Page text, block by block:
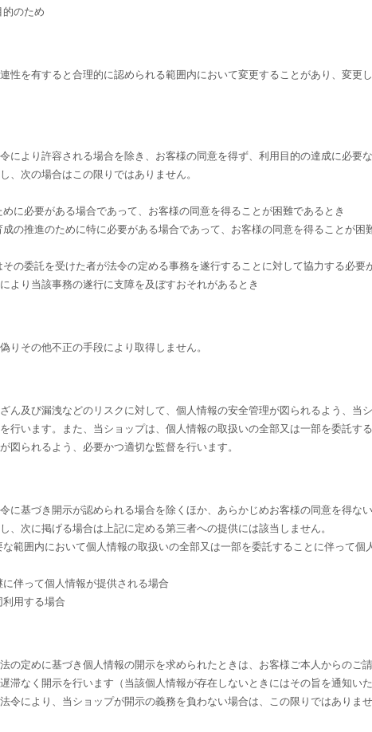
的のため
性を有すると合理的に認められる範囲内において変更することがあり、変更
により許容される場合を除き、お客様の同意を得ず、利用目的の達成に必要
、次の場合はこの限りではありません。
に必要がある場合であって、お客様の同意を得ることが困難であるとき
成の推進のために特に必要がある場合であって、お客様の同意を得ることが困
その委託を受けた者が法令の定める事務を遂行することに対して協力する必要
より当該事務の遂行に支障を及ぼすおそれがあるとき
りその他不正の手段により取得しません。
ん及び漏洩などのリスクに対して、個人情報の安全管理が図られるよう、当
行います。また、当ショップは、個人情報の取扱いの全部又は一部を委託す
図られるよう、必要かつ適切な監督を行います。
に基づき開示が認められる場合を除くほか、あらかじめお客様の同意を得ない
、次に掲げる場合は上記に定める第三者への提供には該当しません。
な範囲内において個人情報の取扱いの全部又は一部を委託することに伴って個
伴って個人情報が提供される場合
利用する場合
の定めに基づき個人情報の開示を求められたときは、お客様ご本人からのご
滞なく開示を行います（当該個人情報が存在しないときにはその旨を通知い
令により、当ショップが開示の義務を負わない場合は、この限りではありませ